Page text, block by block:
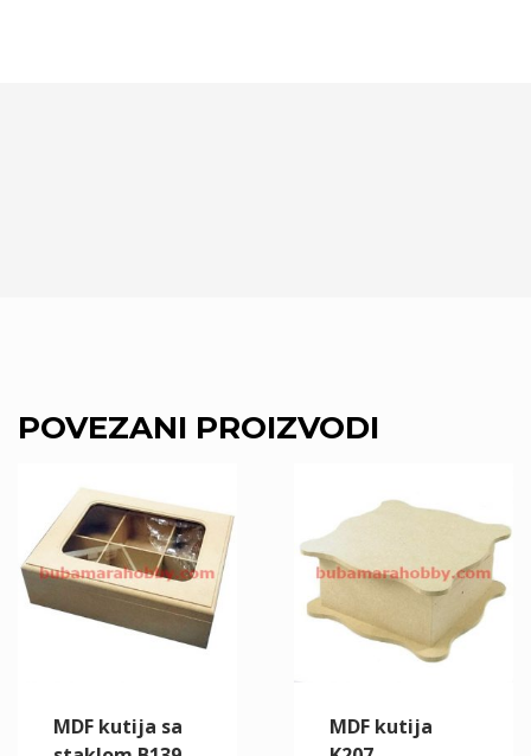
POVEZANI PROIZVODI
MDF kutija sa
MDF kutija